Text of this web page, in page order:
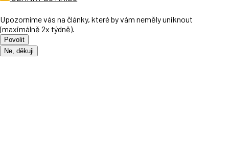
Upozorníme vás na články, které by vám neměly uniknout
(maximálně 2x týdně).
Povolit
Ne, děkuji